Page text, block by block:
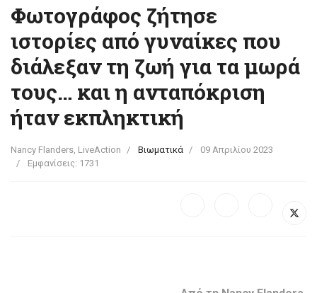
Φωτογράφος ζήτησε
ιστορίες από γυναίκες που
διάλεξαν τη ζωή για τα μωρά
τους… και η ανταπόκριση
ήταν εκπληκτική
Nancy Flanders, LiveAction Βιωματικά
09 Απριλίου 2023
Εμφανίσεις: 1731